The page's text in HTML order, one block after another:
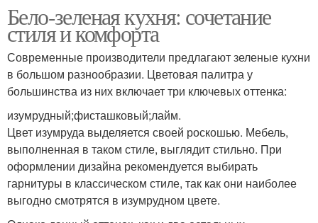
Бело-зеленая кухня: сочетание
стиля и комфорта
Современные производители предлагают зеленые кухни
в большом разнообразии. Цветовая палитра у
большинства из них включает три ключевых оттенка:
изумрудный;фисташковый;лайм.
Цвет изумруда выделяется своей роскошью. Мебель,
выполненная в таком стиле, выглядит стильно. При
оформлении дизайна рекомендуется выбирать
гарнитуры в классическом стиле, так как они наиболее
выгодно смотрятся в изумрудном цвете.